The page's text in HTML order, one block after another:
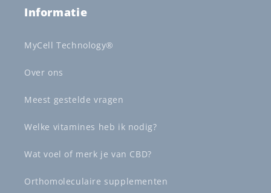
Informatie
MyCell Technology®
Over ons
Meest gestelde vragen
Welke vitamines heb ik nodig?
Wat voel of merk je van CBD?
Orthomoleculaire supplementen